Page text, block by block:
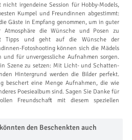
nicht irgendeine Session für Hobby-Models,
Kumpel und Freundinnen abgestimmt:
Gäste in Empfang genommen, um in guter
Atmosphäre die Wünsche und Posen zu
Tipps und geht auf die Wünsche der
Fotoshooting können sich die Mädels
und für unvergessliche Aufnahmen sorgen.
Szene zu setzen: Mit Licht- und Schatten-
Hintergrund werden die Bilder perfekt.
beschert eine Menge Aufnahmen, die wie
Poesiealbum sind. Sagen Sie Danke für
Freundschaft mit diesem speziellen
den Beschenkten auch